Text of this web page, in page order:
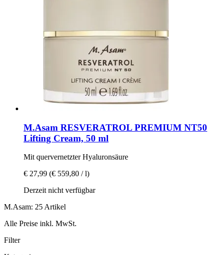
M.Asam RESVERATROL PREMIUM NT50
Lifting Cream, 50 ml
Mit quervernetzter Hyaluronsäure
€ 27,99 (€ 559,80 / l)
Derzeit nicht verfügbar
M.Asam: 25 Artikel
Alle Preise inkl. MwSt.
Filter